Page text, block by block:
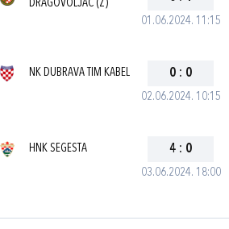
01.06.2024. 11:15
DRAGOVOLJAC (Z)
02.06.2024. 10:15
NK DUBRAVA TIM KABEL 0 : 0
03.06.2024. 18:00
HNK SEGESTA 4 : 0